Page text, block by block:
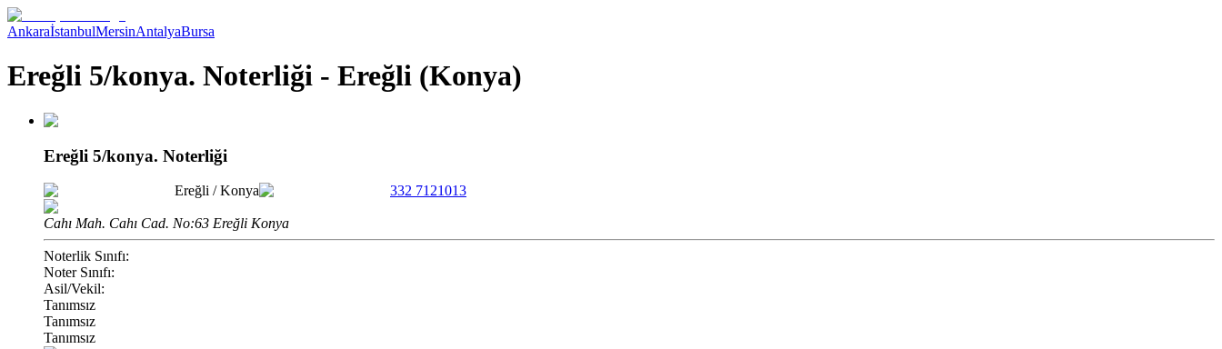
AnkaraİstanbulMersinAntalyaBursa
Ereğli 5/konya. Noterliği - Ereğli (Konya)
Ereğli 5/konya. Noterliği
Ereğli /Konya 332 7121013
Cahı Mah. Cahı Cad. No:63 Ereğli Konya
Noterlik Sınıfı:
Noter Sınıfı:
Asil/Vekil:
Tanımsız
Tanımsız
Tanımsız